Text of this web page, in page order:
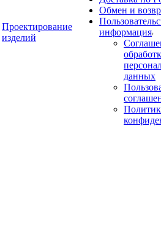
Проектирование
изделий
Обмен и
информация
данных